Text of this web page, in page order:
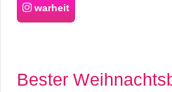
warheit
Bester